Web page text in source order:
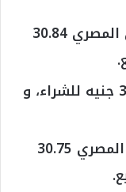
سعر الدولار في البنك المركزي المصري 30.84
سعر الدولار في بنك مصر 30.75 جنيه للشراء، و
سعر الدولار في البنك الأهلي المصري 30.75